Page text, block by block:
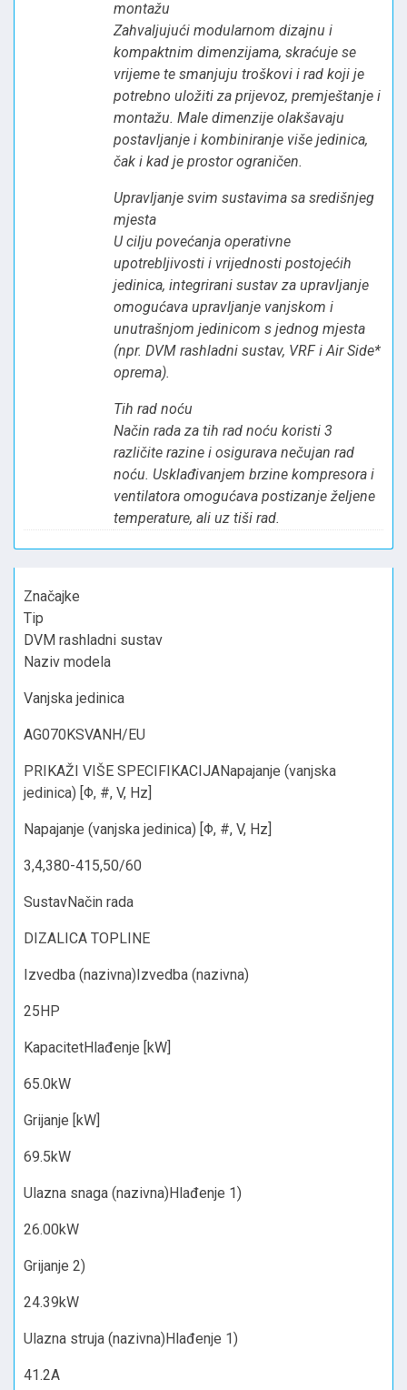
montažu
Zahvaljujući modularnom dizajnu i
kompaktnim dimenzijama, skraćuje se
vrijeme te smanjuju troškovi i rad koji je
potrebno uložiti za prijevoz, premještanje i
montažu. Male dimenzije olakšavaju
postavljanje i kombiniranje više jedinica,
čak i kad je prostor ograničen.
Upravljanje svim sustavima sa središnjeg
mjesta
U cilju povećanja operativne
upotrebljivosti i vrijednosti postojećih
jedinica, integrirani sustav za upravljanje
omogućava upravljanje vanjskom i
unutrašnjom jedinicom s jednog mjesta
(npr. DVM rashladni sustav, VRF i Air Side*
oprema).
Tih rad noću
Način rada za tih rad noću koristi 3
različite razine i osigurava nečujan rad
noću. Usklađivanjem brzine kompresora i
ventilatora omogućava postizanje željene
temperature, ali uz tiši rad.
Značajke
Tip
DVM rashladni sustav
Naziv modela
Vanjska jedinica
AG070KSVANH/EU
PRIKAŽI VIŠE SPECIFIKACIJANapajanje (vanjska
jedinica) [Φ, #, V, Hz]
Napajanje (vanjska jedinica) [Φ, #, V, Hz]
3,4,380-415,50/60
SustavNačin rada
DIZALICA TOPLINE
Izvedba (nazivna)Izvedba (nazivna)
25HP
KapacitetHlađenje [kW]
65.0kW
Grijanje [kW]
69.5kW
Ulazna snaga (nazivna)Hlađenje 1)
26.00kW
Grijanje 2)
24.39kW
Ulazna struja (nazivna)Hlađenje 1)
41.2A